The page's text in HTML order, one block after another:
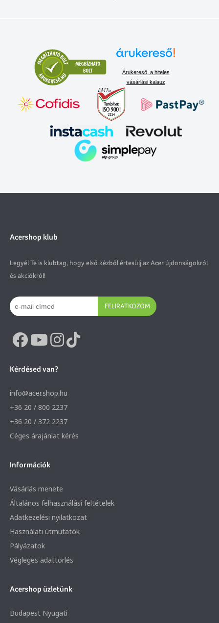
Árukereső, a hiteles
vásárlási kalauz
Acershop klub
Legyél Te is klubtag, hogy első kézből értesülj az Acer újdonságokról
és akciókról!
FELIRATKOZOM
Kérdésed van?
info@acer.shop.hu
+36 20 / 800 2237
+36 20 / 372 2237
Céges árajánlat kérés
Információk
Vásárlás menete
Általános felhasználási feltételek
Adatkezelési nyilatkozat
Használati útmutatók
Pályázatok
Végleges adattörlés
Acershop üzletünk
Budapest Nyugati